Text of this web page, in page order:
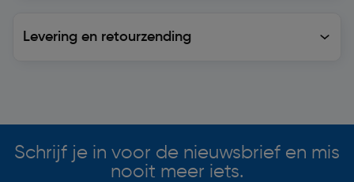
Levering en retourzending
Schrijf je in voor de nieuwsbrief en mis
nooit meer iets.